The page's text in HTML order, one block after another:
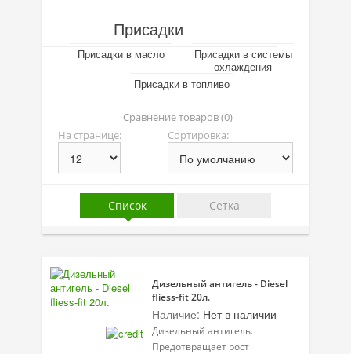
Минеральные масла
Масло с молибденом
Линейка масел Top Tec
Линейка масел Special Tec
Присадки
Присадки в системы охлаждения
Присадки в топливо
Автокосметика
Присадки
Присадки в масло
Присадки в системы
охлаждения
Присадки в топливо
Сравнение товаров (0)
На странице:
Сортировка:
Список Сетка
Дизельный антигель - Diesel
fliess-fit 20л.
Наличие: Нет в наличии
Дизельный антигель.
Предотвращает рост